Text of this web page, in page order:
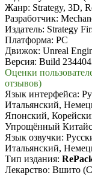
Жанр: Strategy, 3D,
Разработчик:
Издатель: Strategy
Платформа: PC
Движок: Unreal
Версия: Build
Оценки
отзывов)
Язык интерфейса:
Итальянский,
Японский,
Упрощённый
Язык озвучки:
Итальянский,
Тип издания:
Лекарство: Вшито